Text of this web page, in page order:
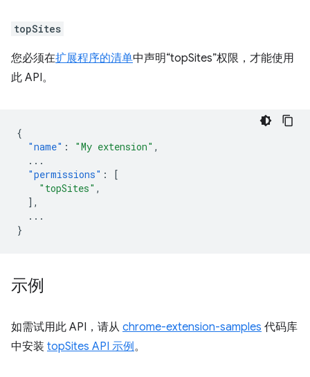
topSites
您必须在扩展程序的清单中声明“topSites”权限，才能使用
此 API。
{
"name" : "My extension" ,
...
"permissions" :
[
"topSites" ,
],
...
}
示例
如需试用此 API，请从 chrome-extension-samples 代码库
中安装 topSites API 示例。